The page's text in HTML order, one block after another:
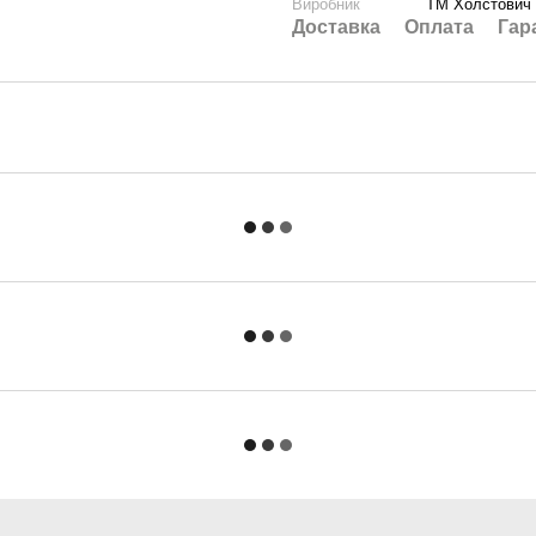
Виробник
ТМ Холстович
Доставка Оплата